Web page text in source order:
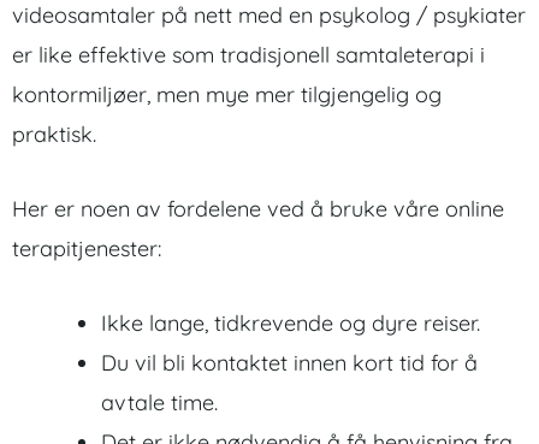
videosamtaler på nett med en psykolog / psykiater
er like effektive som tradisjonell samtaleterapi i
kontormiljøer, men mye mer tilgjengelig og
praktisk.
Her er noen av fordelene ved å bruke våre online
terapitjenester:
Ikke lange, tidkrevende og dyre reiser.
Du vil bli kontaktet innen kort tid for å
avtale time.